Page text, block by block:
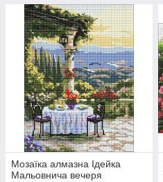
Мозаїка алмазна Ідейка
Мальовнича вечеря